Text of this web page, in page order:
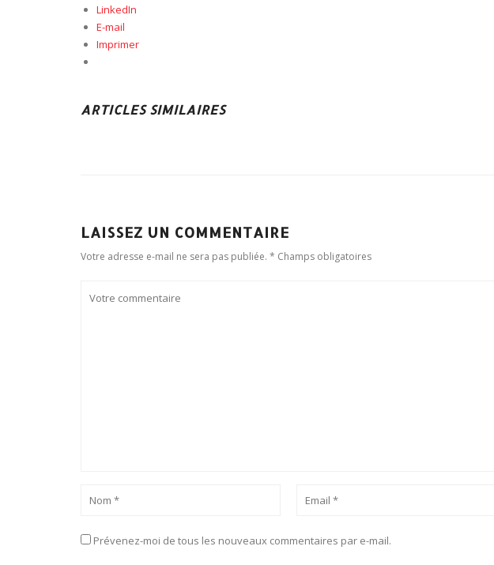
LinkedIn
E-mail
Imprimer
ARTICLES SIMILAIRES
LAISSEZ UN COMMENTAIRE
Votre adresse e-mail ne sera pas publiée. * Champs obligatoires
Prévenez-moi de tous les nouveaux commentaires par e-mail.